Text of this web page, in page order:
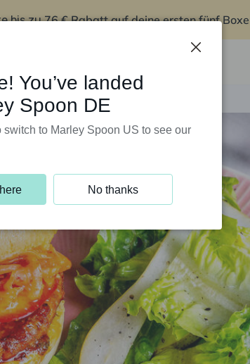
bis zu76 € Rabatt auf deine ersten fünf
You’ve landed
Spoon DE
switch to Marley Spoon US to see our
No thanks